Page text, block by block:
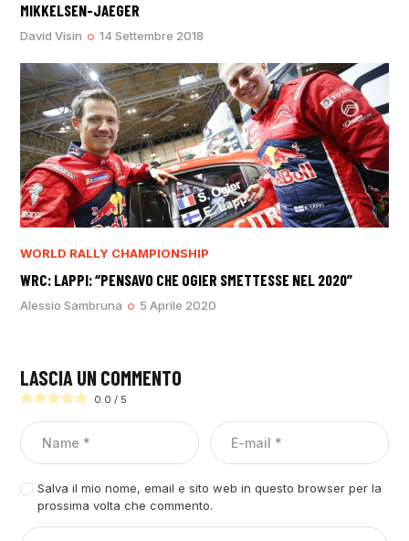
MIKKELSEN-JAEGER
David Visin 14 Settembre 2018
WORLD RALLY CHAMPIONSHIP
WRC: LAPPI: “PENSAVO CHE OGIER SMETTESSE NEL 2020”
Alessio Sambruna 5 Aprile 2020
LASCIA UN COMMENTO
0.0 / 5
Salva il mio nome, email e sito web in questo browser per la
prossima volta che commento.